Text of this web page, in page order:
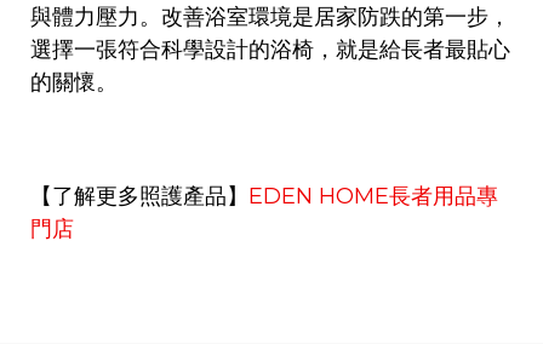
與體力壓力。改善浴室環境是居家防跌的第一步，
選擇一張符合科學設計的浴椅，就是給長者最貼心
的關懷。
【了解更多照護產品】 EDEN HOME長者用品專
門店